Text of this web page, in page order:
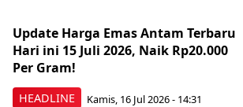
HEADLINE
Update Harga Emas Antam Terbaru
Hari ini 15 Juli 2026, Naik Rp20.000
Per Gram!
Kamis, 16 Jul 2026 - 14:31